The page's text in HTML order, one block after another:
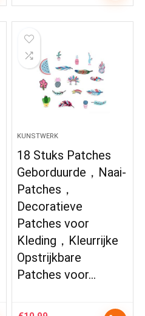
KUNSTWERK
18 Stuks Patches
Geborduurde，Naai-
Patches，
Decoratieve
Patches voor
Kleding，Kleurrijke
Opstrijkbare
Patches voor…